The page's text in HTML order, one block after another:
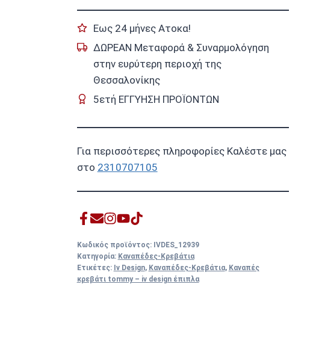
Εως 24 μήνες Ατοκα!
ΔΩΡΕΑΝ Μεταφορά & Συναρμολόγηση
στην ευρύτερη περιοχή της
Θεσσαλονίκης
5ετή ΕΓΓΥΗΣΗ ΠΡΟΪΟΝΤΩΝ
Για περισσότερες πληροφορίες Καλέστε μας
στο 2310707105
Κωδικός προϊόντος: IVDES_12939
Κατηγορία: Καναπέδες-Κρεβάτια
Ετικέτες: Iv Design, Καναπέδες-Κρεβάτια, Καναπές
κρεβάτι tommy – iv design έπιπλα